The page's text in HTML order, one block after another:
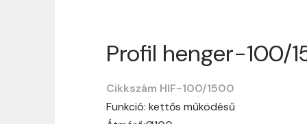
Profil henger-100/
Cikkszám HIF-100/1500
Funkció: kettős működésű
Szállítási
Nagyon köszönjük, hogy
vásárlásotok gördülékenyen és